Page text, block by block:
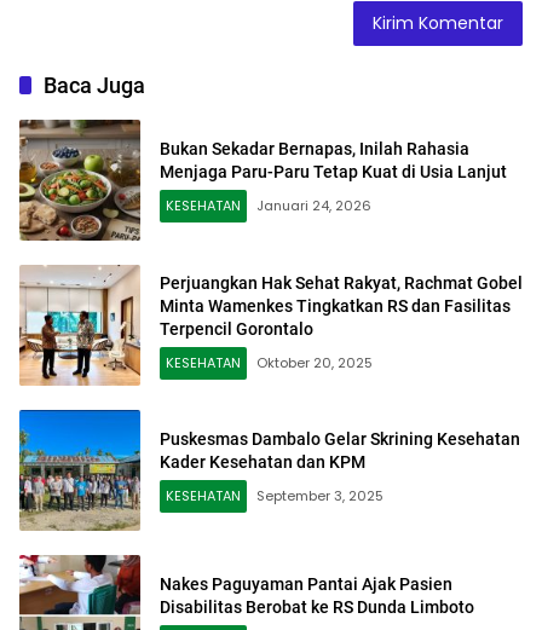
Baca Juga
Bukan Sekadar Bernapas, Inilah Rahasia
Menjaga Paru-Paru Tetap Kuat di Usia Lanjut
KESEHATAN
Januari 24, 2026
Perjuangkan Hak Sehat Rakyat, Rachmat Gobel
Minta Wamenkes Tingkatkan RS dan Fasilitas
Terpencil Gorontalo
KESEHATAN
Oktober 20, 2025
Puskesmas Dambalo Gelar Skrining Kesehatan
Kader Kesehatan dan KPM
KESEHATAN
September 3, 2025
Nakes Paguyaman Pantai Ajak Pasien
Disabilitas Berobat ke RS Dunda Limboto